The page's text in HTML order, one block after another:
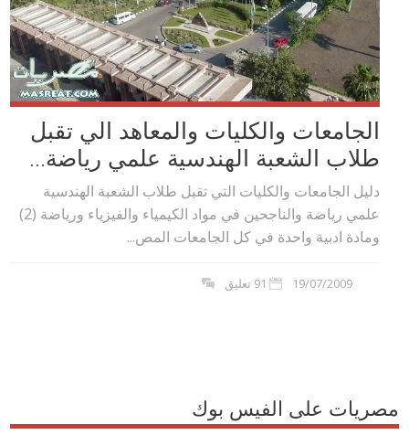
الجامعات والكليات والمعاهد الي تقبل
طلاب الشعبة الهندسية علمي رياضة...
دليل الجامعات والكليات التي تقبل طلاب الشعبة الهندسية
علمي رياضة والناجحين في مواد الكيمياء والفيزياء ورياضة (2)
ومادة ادبية واحدة في كل الجامعات المص...
19/07/2009 91 تعليق
مصريات على الفيس بوك